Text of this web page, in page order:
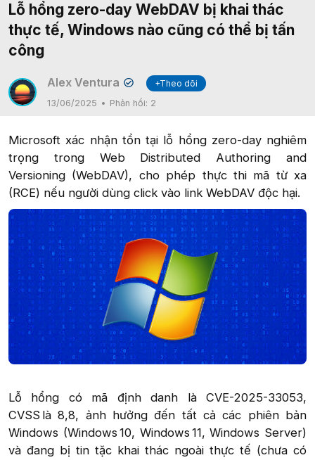
Lỗ hổng zero-day WebDAV bị khai thác
thực tế, Windows nào cũng có thể bị tấn
công
Alex Ventura ✔
+Theo dõi
13/06/2025
Phản hồi: 2
Microsoft xác nhận tồn tại lỗ hổng zero-day nghiêm
trọng trong Web Distributed Authoring and
Versioning (WebDAV), cho phép thực thi mã từ xa
(RCE) nếu người dùng click vào link WebDAV độc hại.​
Lỗ hổng có mã định danh là CVE-2025-33053,
CVSS là 8,8, ảnh hưởng đến tất cả các phiên bản
Windows (Windows 10, Windows 11, Windows Server)
và đang bị tin tặc khai thác ngoài thực tế (chưa có